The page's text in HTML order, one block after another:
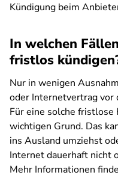
Kündigung beim
In welchen
fristlos
Nur in wenigen
oder Internetvertrag vor
Für eine solche fristlose
wichtigen Grund. Das
ins Ausland umziehst
Internet dauerhaft nicht
Mehr Informationen